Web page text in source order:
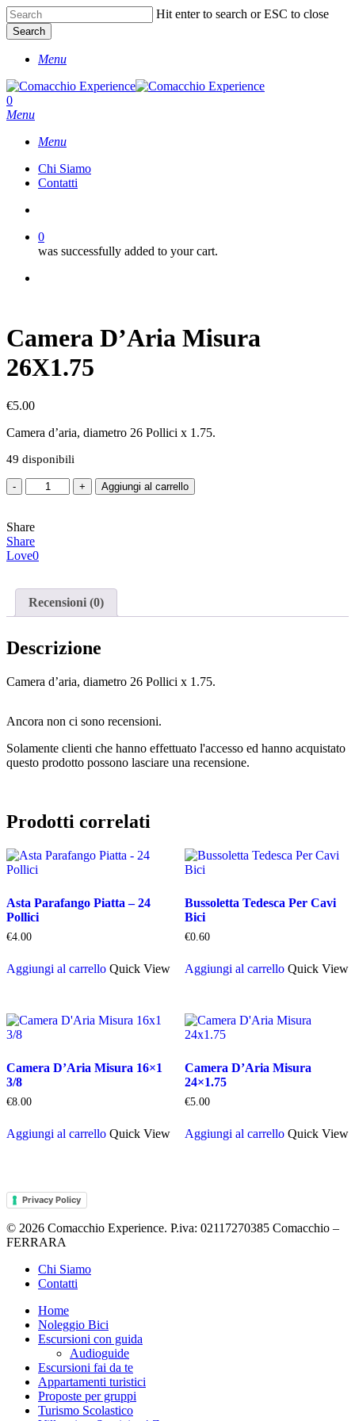
Skip
to
main
content
Hit enter to search or ESC to close
Search
SearchMenu
account
0
Menu
Menu
Chi Siamo
Contatti
0
was successfully added to your cart.
Camera D’Aria Misura
26X1.75
€5.00
Camera d’aria, diametro 26 Pollici x 1.75.
49 disponibili
Camera
D'Aria
26X1.75
quantità
Aggiungi al carrello
Share
Share
Love0
Recensioni (0)
Descrizione
Camera d’aria, diametro 26 Pollici x 1.75.
Ancora non ci sono recensioni.
Solamente clienti che hanno effettuato l'accesso ed hanno acquistato
questo prodotto possono lasciare una recensione.
Prodotti correlati
Asta Parafango Piatta – 24
Pollici
€4.00
Aggiungi al carrello Quick View
Bussoletta Tedesca Per Cavi
Bici
€0.60
Aggiungi al carrello Quick View
Camera D’Aria Misura 16×1
3/8
€8.00
Aggiungi al carrello Quick View
Camera D’Aria Misura
24×1.75
€5.00
Aggiungi al carrello Quick View
Privacy Policy
© 2026 Comacchio Experience. P.iva: 02117270385 Comacchio –
FERRARA
Close
Menu
Chi Siamo
Contatti
Home
Noleggio Bici
Escursioni con guida
Audioguide
Escursioni fai da te
Appartamenti turistici
Proposte per gruppi
Turismo Scolastico